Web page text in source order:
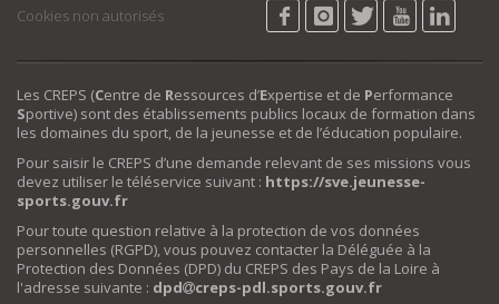
Cookies non autorisés
Les CREPS (Centre de Ressources d’Expertise et de Performance
Sportive) sont des établissements publics locaux de formation dans
les domaines du sport, de la jeunesse et de l’éducation populaire.
Pour saisir le CREPS d’une demande relevant de ses missions vous
devez utiliser le téléservice suivant : https://sve.jeunesse-
sports.gouv.fr
Pour toute question relative à la protection de vos données
personnelles (RGPD), vous pouvez contacter la Déléguée à la
Protection des Données (DPD) du CREPS des Pays de la Loire à
l'adresse suivante : dpd creps-pdl.sports.gouv.fr